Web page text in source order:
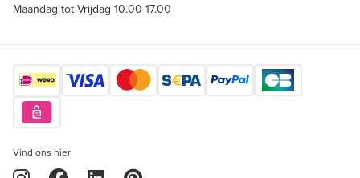
Maandag tot Vrijdag 10.00-17.00
Vind ons hier